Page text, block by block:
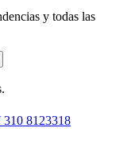
y todas las
310 8123318